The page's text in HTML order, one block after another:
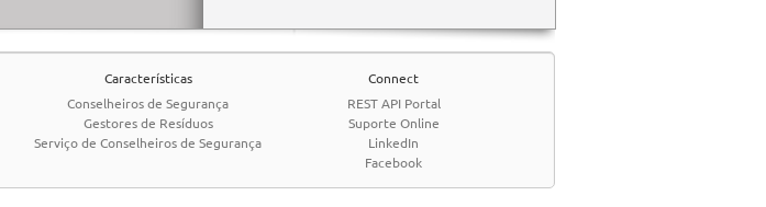
Características
Conselheiros de Segurança
Gestores de Resíduos
Serviço de Conselheiros de Segurança
Connect
REST API Portal
Suporte Online
LinkedIn
Facebook